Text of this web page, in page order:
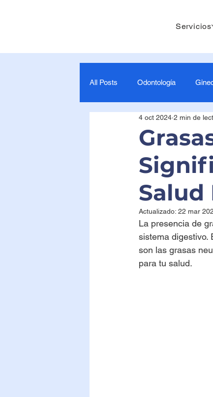
Servicios
All Posts Odontología
Cuidado y Apoyo Maternal
7-9 Meses- Estimulación para
MamografíaSalud
4 oct 2024 2 min de
Actualizado: 22 mar
La presencia de
sistema digestivo.
son las grasas
para tu salud.